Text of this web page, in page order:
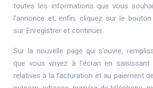
toutes les informations que vous
l’annonce et, enfin, cliquez sur le
sur Enregistrer et continuer.
Sur la nouvelle page qui s’ouvre,
que vous voyez à l’écran en
relatives à la facturation et au paiement